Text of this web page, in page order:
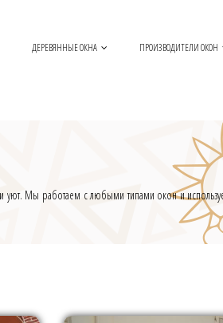
ДЕРЕВЯННЫЕ ОКНА ПРОИЗВОДИТЕЛИ ОКОН
уют. Мы работаем с любыми типами окон и